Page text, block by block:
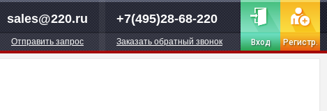
sales@220.ru
Отправить запрос
+7(495)28-68-220
Заказать обратный звонок Вход Регистр.